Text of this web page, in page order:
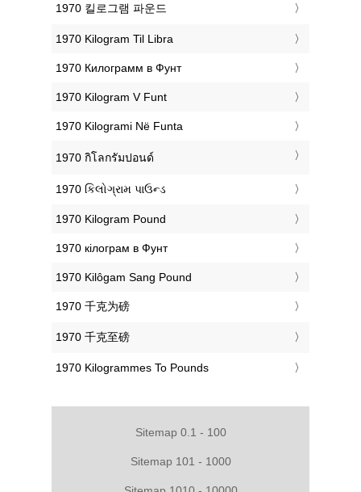
‎1970 킬로그램 파운드
‎1970 Kilogram Til Libra
‎1970 Килограмм в Фунт
‎1970 Kilogram V Funt
‎1970 Kilogrami Në Funta
‎1970 กิโลกรัมปอนด์
‎1970 કિલોગ્રામ પાઉન્ડ
‎1970 Kilogram Pound
‎1970 кілограм в Фунт
‎1970 Kilôgam Sang Pound
‎1970 千克为磅
‎1970 千克至磅
‎1970 Kilogrammes To Pounds
Sitemap 0.1 - 100
Sitemap 101 - 1000